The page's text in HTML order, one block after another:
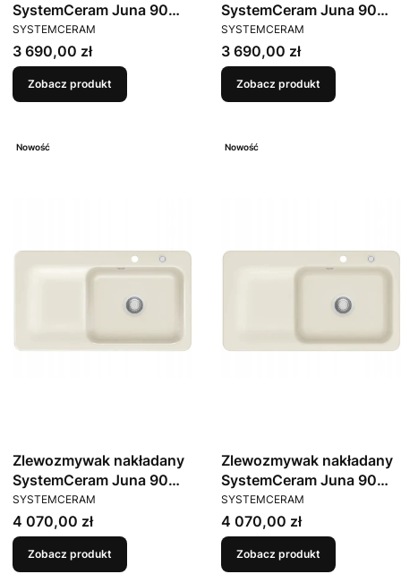
SystemCeram Juna 90
Alu 76 Prawa komora
PRODUCENT
SYSTEMCERAM
Cena
3 690,00 zł
Zobacz produkt
SystemCeram Juna 90
Titan 78 Prawa komora
PRODUCENT
SYSTEMCERAM
Cena
3 690,00 zł
Zobacz produkt
Nowość
Zlewozmywak nakładany
SystemCeram Juna 90
Magnolie 10 Prawa
komora
PRODUCENT
SYSTEMCERAM
Cena
4 070,00 zł
Zobacz produkt
Nowość
Zlewozmywak nakładany
SystemCeram Juna 90
Jasmin 19 Prawa komora
PRODUCENT
SYSTEMCERAM
Cena
4 070,00 zł
Zobacz produkt